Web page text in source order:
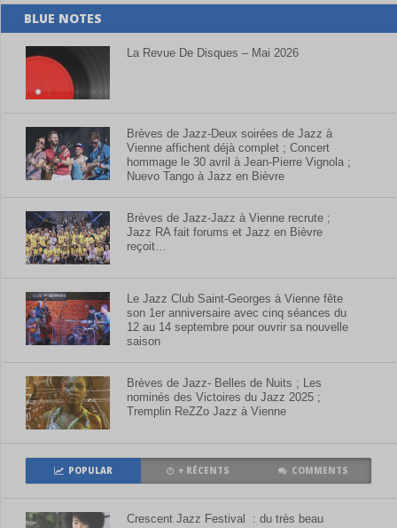
BLUE NOTES
La Revue De Disques – Mai 2026
Brèves de Jazz-Deux soirées de Jazz à
Vienne affichent déjà complet ; Concert
hommage le 30 avril à Jean-Pierre Vignola ;
Nuevo Tango à Jazz en Bièvre
Brèves de Jazz-Jazz à Vienne recrute ;
Jazz RA fait forums et Jazz en Bièvre
reçoit…
Le Jazz Club Saint-Georges à Vienne fête
son 1er anniversaire avec cinq séances du
12 au 14 septembre pour ouvrir sa nouvelle
saison
Brèves de Jazz- Belles de Nuits ; Les
nominés des Victoires du Jazz 2025 ;
Tremplin ReZZo Jazz à Vienne
POPULAR + RÉCENTS COMMENTS
Crescent Jazz Festival : du très beau